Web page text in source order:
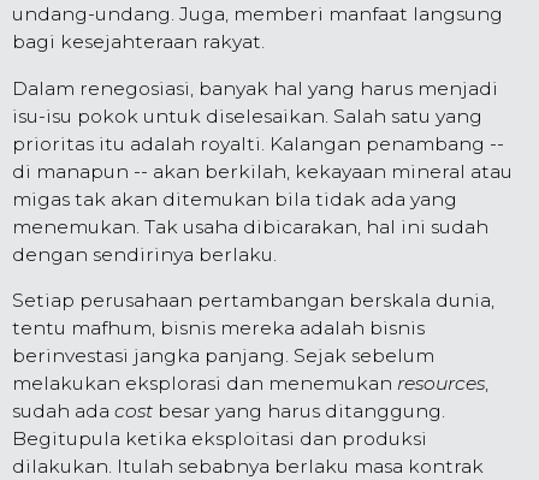
undang-undang. Juga, memberi manfaat langsung
bagi kesejahteraan rakyat.
Dalam renegosiasi, banyak hal yang harus menjadi
isu-isu pokok untuk diselesaikan. Salah satu yang
prioritas itu adalah royalti. Kalangan penambang --
di manapun -- akan berkilah, kekayaan mineral atau
migas tak akan ditemukan bila tidak ada yang
menemukan. Tak usaha dibicarakan, hal ini sudah
dengan sendirinya berlaku.
Setiap perusahaan pertambangan berskala dunia,
tentu mafhum, bisnis mereka adalah bisnis
berinvestasi jangka panjang. Sejak sebelum
melakukan eksplorasi dan menemukan resources,
sudah ada cost besar yang harus ditanggung.
Begitupula ketika eksploitasi dan produksi
dilakukan. Itulah sebabnya berlaku masa kontrak